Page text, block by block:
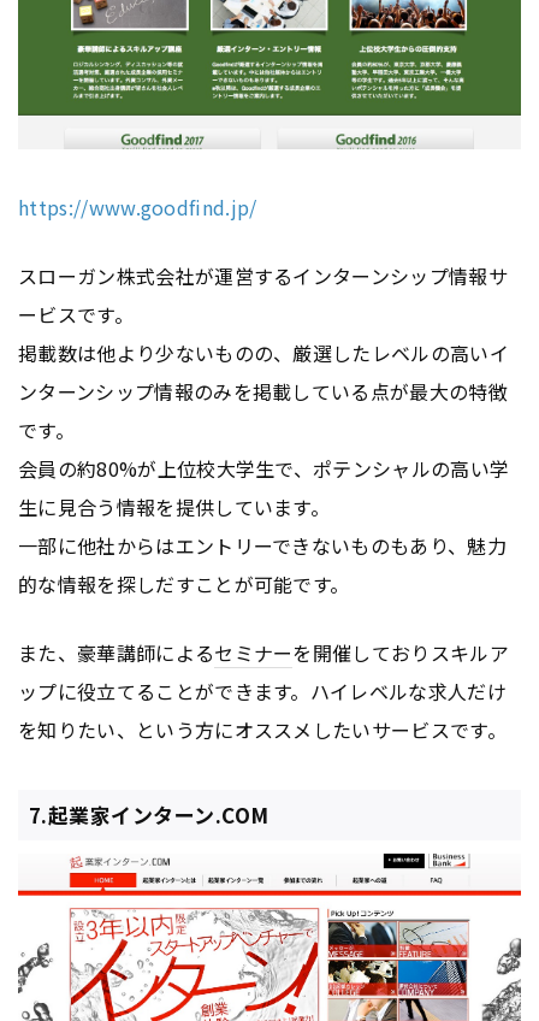
https://www.goodfind.jp/
スローガン株式会社が運営するインターンシップ情報サ
ービスです。
掲載数は他より少ないものの、厳選したレベルの高いイ
ンターンシップ情報のみを掲載している点が最大の特徴
です。
会員の約80%が上位校大学生で、ポテンシャルの高い学
生に見合う情報を提供しています。
一部に他社からはエントリーできないものもあり、魅力
的な情報を探しだすことが可能です。
また、豪華講師によるセミナーを開催しておりスキルア
ップに役立てることができます。ハイレベルな求人だけ
を知りたい、という方にオススメしたいサービスです。
7.起業家インターン.COM